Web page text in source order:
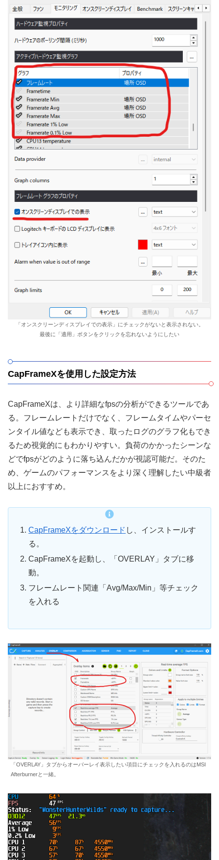
「オンスクリーンディスプレイでの表示」にチェックがないと表示されない。
最後に「適用」ボタンをクリックを忘れないようにしたい
CapFrameXを使用した設定方法
CapFrameXは、より詳細なfpsの分析ができるツールであ
る。フレームレートだけでなく、フレームタイムやパーセ
ンタイル値なども表示でき、取ったログのグラフ化もでき
るため視覚的にもわかりやすい。負荷のかかったシーンな
どでfpsがどのように落ち込んだかが視認可能だ。そのた
め、ゲームのパフォーマンスをより深く理解したい中級者
以上におすすめ。
CapFrameXをダウンロード し、インストールす
る。
CapFrameXを起動し、「OVERLAY」タブに移
動。
フレームレート関連「Avg/Max/Min」等チェック
を入れる
「OVERLAY」タブからオーバーレイ表示したい項目にチェックを入れるのはMSI
Afterburnerと一緒。